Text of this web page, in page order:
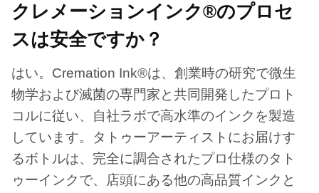
クレメーションインク®のプロセ
スは安全ですか？
はい。Cremation Ink®は、創業時の研究で微生
物学および滅菌の専門家と共同開発したプロト
コルに従い、自社ラボで高水準のインクを製造
しています。タトゥーアーティストにお届けす
るボトルは、完全に調合されたプロ仕様のタト
ゥーインクで、店頭にある他の高品質インクと